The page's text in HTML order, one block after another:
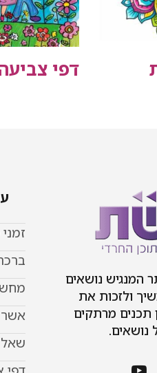
דפי
המנגיש נושאים
ולזכות את
תכנים מרתקים
נושאים.
אשר